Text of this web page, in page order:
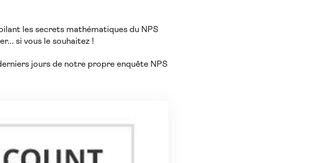
les secrets mathématiques du NPS
si vous le souhaitez !
jours de notre propre enquête NPS